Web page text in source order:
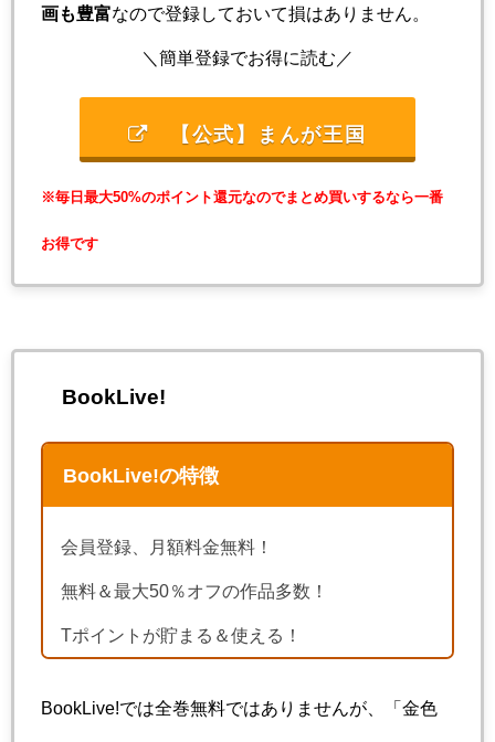
画も豊富なので登録しておいて損はありません。
＼簡単登録でお得に読む／
【公式】まんが王国
※毎日最大50%のポイント還元なのでまとめ買いするなら一番
お得です
BookLive!
BookLive!の特徴
会員登録、月額料金無料！
無料＆最大50％オフの作品多数！
Tポイントが貯まる＆使える！
BookLive!では全巻無料ではありませんが、「金色